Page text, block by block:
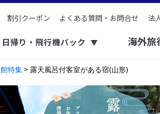
割引クーポン よくある質問・お問合せ 法
帰り・飛行機パック ▼ 海外
特集 > 露天風呂付客室がある宿(山形)